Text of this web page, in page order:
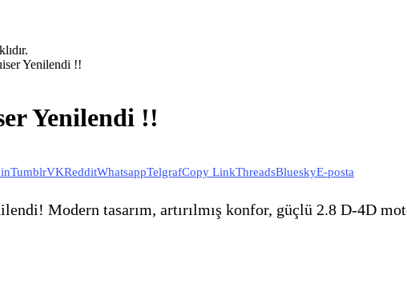
Yenilendi !!
Yenilendi !!
TumblrVKRedditWhatsappTelgrafCopy LinkThreadsBlueskyE-posta
Modern tasarım, artırılmış konfor, güçlü 2.8 D-4D